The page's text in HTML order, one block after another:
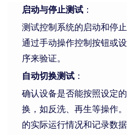
启动与停止测试 ：
测试控制系统的启动和停
通过手动操作控制按钮或
序来验证。
自动切换测试 ：
确认设备是否能按照设定
换，如反洗、再生等操作
的实际运行情况和记录数据